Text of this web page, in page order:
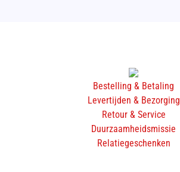
Bestelling & Betaling
Levertijden & Bezorging
Retour & Service
Duurzaamheidsmissie
Relatiegeschenken